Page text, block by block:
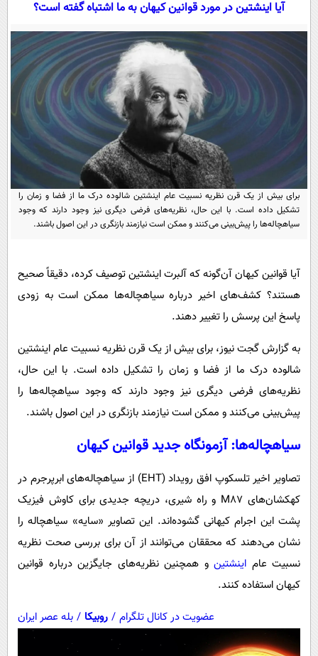
سیاسی
اقتصاد
اقتصادی
خودرو
جامعه
اجتماعی
حوادث
سلامت
یک برش دانایی
محیط زیست
سفر و تفریح
ورزشی
بین الملل
سیاست خارجی
فرهنگ و هنر
علم و دانش
فناوری و It
علمی
اخبار کریپتو
قرآن
گوناگون
سرگرمی
مجله تصویری سلاح
فیلم
ورزش
سیاست
فناوری
گوناگون
سلامت
فرهنگی
بین الملل
حیات وحش
خواندنی ها و دیدنی ها
داستان کوتاه
روانشناسی
آشپزی
آموزش زبان
آیا اینشتین در مورد قوانین کیهان به ما اشتباه گفته است؟
برای بیش از یک قرن نظریه نسبیت عام اینشتین شالوده درک ما از فضا و زمان را
تشکیل داده است. با این حال، نظریه‌های فرضی دیگری نیز وجود دارند که وجود
سیاهچاله‌ها را پیش‌بینی می‌کنند و ممکن است نیازمند بازنگری در این اصول باشند.
آیا قوانین کیهان آن‌گونه که آلبرت اینشتین توصیف کرده، دقیقاً صحیح
هستند؟ کشف‌های اخیر درباره سیاهچاله‌ها ممکن است به زودی
پاسخ این پرسش را تغییر دهند.
به گزارش گجت نیوز، برای بیش از یک قرن نظریه نسبیت عام اینشتین
شالوده درک ما از فضا و زمان را تشکیل داده است. با این حال،
نظریه‌های فرضی دیگری نیز وجود دارند که وجود سیاهچاله‌ها را
پیش‌بینی می‌کنند و ممکن است نیازمند بازنگری در این اصول باشند.
سیاهچاله‌ها: آزمونگاه جدید قوانین کیهان
تصاویر اخیر تلسکوپ افق رویداد (EHT) از سیاهچاله‌های ابرپرجرم در
کهکشان‌های M87 و راه شیری، دریچه جدیدی برای کاوش فیزیک
پشت این اجرام کیهانی گشوده‌اند. این تصاویر «سایه» سیاهچاله را
نشان می‌دهند که محققان می‌توانند از آن برای بررسی صحت نظریه
نسبیت عام اینشتین و همچنین نظریه‌های جایگزین درباره قوانین
کیهان استفاده کنند.
عضویت در کانال تلگرام / روبیکا / بله عصر ایران